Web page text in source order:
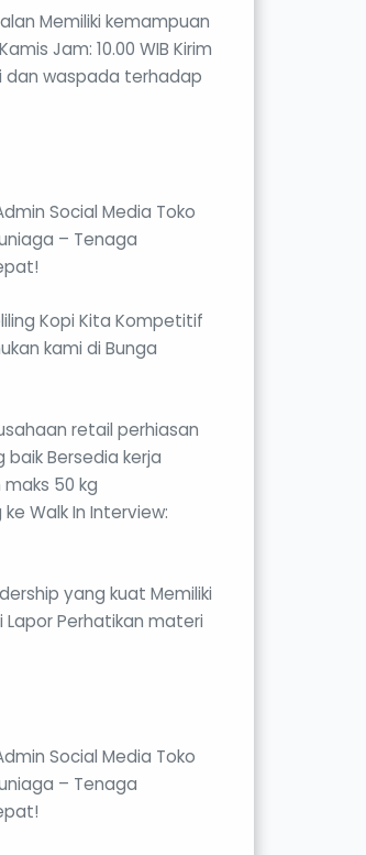
Memiliki kemampuan
Jam: 10.00 WIB Kirim
dan waspada terhadap
Social Media Toko
– Tenaga
Kopi Kita Kompetitif
kami di Bunga
retail perhiasan
Bersedia kerja
50 kg
Walk In Interview:
yang kuat Memiliki
Lapor Perhatikan materi
Social Media Toko
– Tenaga